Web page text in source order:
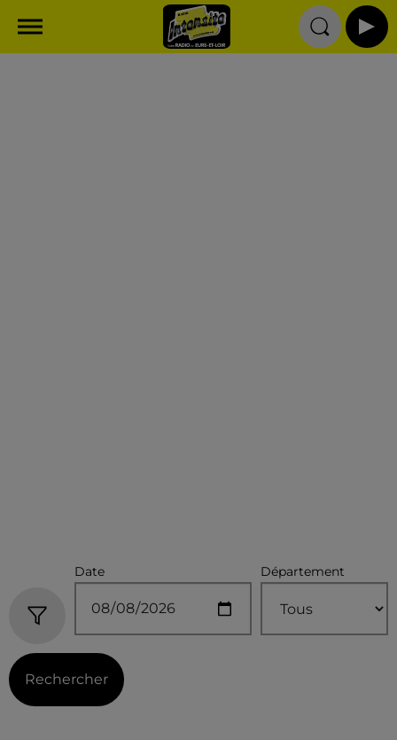
Date Département
Rechercher